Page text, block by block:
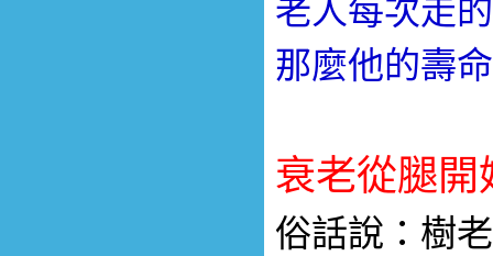
老人每次走
那麼他的壽
衰老從腿開
俗話說：樹